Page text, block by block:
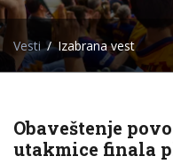
Vesti Izabrana vest
Obaveštenje
utakmice finala